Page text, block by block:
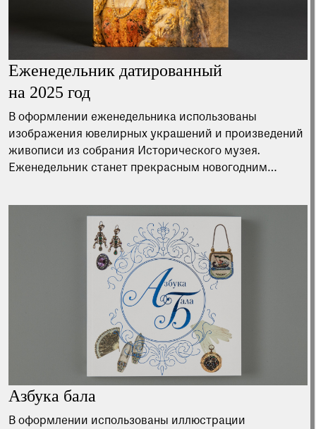
Еженедельник датированный
на 2025 год
В оформлении еженедельника использованы
изображения ювелирных украшений и произведений
живописи из собрания Исторического музея.
Еженедельник станет прекрасным новогодним
Азбука бала
В оформлении использованы иллюстрации